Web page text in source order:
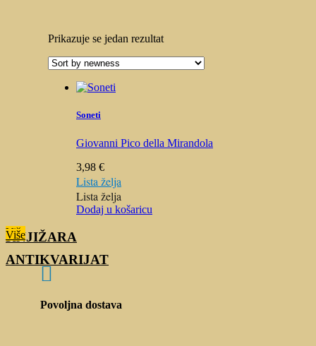
Prikazuje se jedan rezultat
Soneti
Giovanni Pico della Mirandola
3,98 €
Lista želja
Lista želja
Dodaj u košaricu
KNJIŽARA
Više
ANTIKVARIJAT
Više

Povoljna dostava